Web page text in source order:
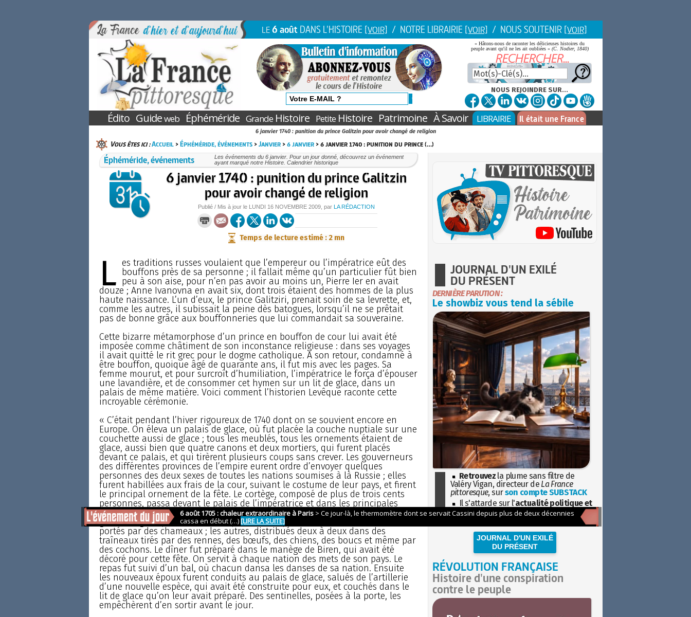
LE6 août DANS L'HISTOIRE [VOIR] / NOTRE LIBRAIRIE [VOIR] / NOUS SOUTENIR [VOIR]
« Hâtons-nous de raconter les délicieuses histoires du
peuple avant qu'il ne les ait oubliées » (C. Nodier, 1840)
NOUS REJOINDRE SUR...
Édito Guideweb Éphéméride GrandeHistoire PetiteHistoire Patrimoine À Savoir LIBRAIRIE Il était une France
6 janvier 1740 : punition du prince Galitzin pour avoir changé de religion
Vous êtes ici :Accueil>Éphéméride, événements>Janvier>6 janvier> 6 janvier 1740 : punition du prince (…)
Éphéméride, événements
Les événements du 6 janvier. Pour un jour donné, découvrez un événement
ayant marqué notre Histoire. Calendrier historique
6 janvier 1740 : punition du prince Galitzin
pour avoir changé de religion
Publié / Mis à jour le LUNDI 16 NOVEMBRE 2009 , par LA RÉDACTION
Temps de lecture estimé : 2 mn
L es traditions russes voulaient que l’empereur ou l’impératrice eût des
bouffons près de sa personne ; il fallait même qu’un particulier fût bien
peu à son aise, pour n’en pas avoir au moins un, Pierre Ier en avait
douze ; Anne Ivanovna en avait six, dont trois étaient des hommes de la plus
haute naissance. L’un d’eux, le prince Galitziri, prenait soin de sa levrette, et,
comme les autres, il subissait la peine dès batogues, lorsqu’il ne se prêtait
pas de bonne grâce aux bouffonneries que lui commandait sa souveraine.
Cette bizarre métamorphose d’un prince en bouffon de cour lui avait été
imposée comme châtiment de son inconstance religieuse : dans ses voyages
il avait quitté le rit grec pour le dogme catholique. A son retour, condamné à
être bouffon, quoique âgé de quarante ans, il fut mis avec les pages. Sa
femme mourut, et pour surcroît d’humiliation, l’impératrice le força d’épouser
une lavandière, et de consommer cet hymen sur un lit de glace, dans un
palais de même matière. Voici comment l’historien Levêque raconte cette
incroyable cérémonie.
« C’était pendant l’hiver rigoureux de 1740 dont on se souvient encore en
Europe. On éleva un palais de glace, où fut placée la couche nuptiale sur une
couchette aussi de glace ; tous les meublés, tous les ornements étaient de
glace, aussi bien que quatre canons et deux mortiers, qui furent placés
devant ce palais, et qui tirèrent plusieurs coups sans crever. Les gouverneurs
des différentes provinces de l’empire eurent ordre d’envoyer quelques
personnes des deux sexes de toutes les nations soumises à là Russie ; elles
furent habillées aux frais de la cour, suivant le costume de leur pays, et firent
le principal ornement de la fête. Le cortège, composé de plus de trois cents
personnes, passa devant le palais de l’impératrice et dans les principales
rues de la ville. Les deux époux paraissaient les premiers, renfermés dans une
grande cage et portés sur un éléphant. Quelques-uns des convives étaient
portés par des chameaux ; les autres, distribués deux à deux dans des
traîneaux tirés par des rennes, des bœufs, des chiens, des boucs et même par
des cochons. Le dîner fut préparé dans le manège de Biren, qui avait été
décoré pour cette fête. On servit à chaque nation des mets de son pays. Le
repas fut suivi d’un bal, où chacun dansa les danses de sa nation. Ensuite
les nouveaux époux furent conduits au palais de glace, salués de l’artillerie
d’une nouvelle espèce, qui avait été construite pour eux, et couchés dans le
lit de glace qu’on leur avait préparé. Des sentinelles, posées à la porte, les
empêchèrent d’en sortir avant le jour.
JOURNAL D'UN EXILÉ
DU PRÉSENT
DERNIÈRE PARUTION :
Le showbiz vous tend la sébile
Retrouvez la plume sans filtre de
Valéry Vigan, directeur de La France
pittoresque, surson compte SUBSTACK
Il s'attarde sur l'actualité politique et
sociétaleavec la hauteur de vue de
JOURNAL D'UN EXILÉ
DU PRÉSENT
RÉVOLUTION FRANÇAISE
Histoire d'une conspiration
contre le peuple